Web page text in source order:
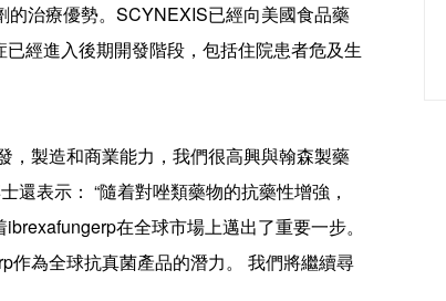
治療優勢。SCYNEXIS已經向美國食品藥
經進入後期開發階段，包括住院患者危及生
，製造和商業能力，我們很高興與翰森製藥
還表示： “隨着對唑類藥物的抗藥性增強，
在全球市場上邁出了重要一步。
為全球抗真菌產品的潛力。 我們將繼續尋